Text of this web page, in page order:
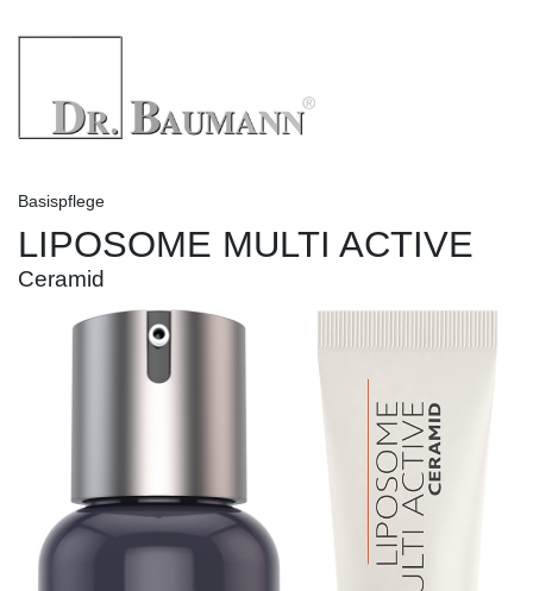
Basispflege
LIPOSOME MULTI ACTIVE
Ceramid